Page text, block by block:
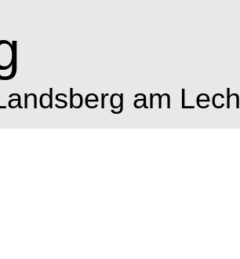
am Lech